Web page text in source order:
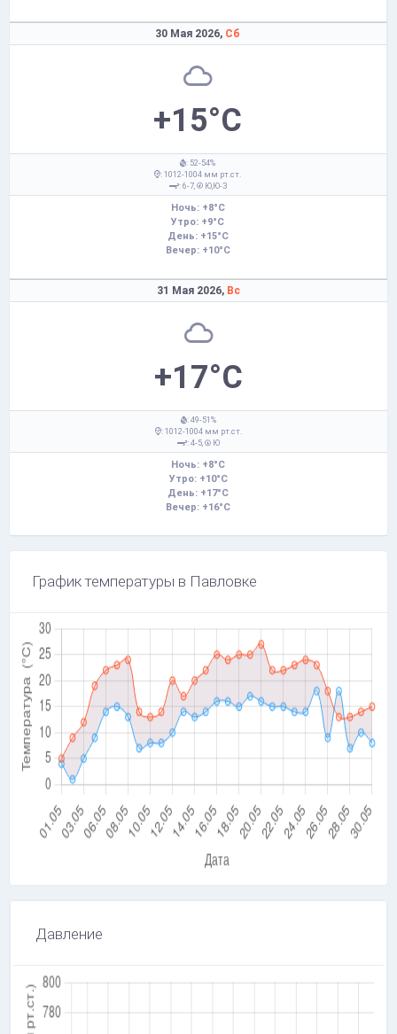
30 Мая 2026, Сб
+15°C
: 52-54%
: 1012-1004 мм рт.ст.
: 6-7,
Ю,Ю-З
Ночь: +8°C
Утро: +9°C
День: +15°C
Вечер: +10°C
31 Мая 2026, Вс
+17°C
: 49-51%
: 1012-1004 мм рт.ст.
: 4-5,
Ю
Ночь: +8°C
Утро: +10°C
День: +17°C
Вечер: +16°C
График температуры в Павловке
Давление